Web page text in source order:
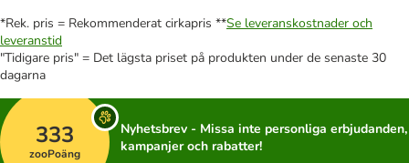
*Rek. pris = Rekommenderat cirkapris **Se leveranskostnader och
leveranstid
"Tidigare pris" = Det lägsta priset på produkten under de senaste 30
dagarna
333
zooPoäng
Nyhetsbrev - Missa inte personliga erbjudanden,
kampanjer och rabatter!